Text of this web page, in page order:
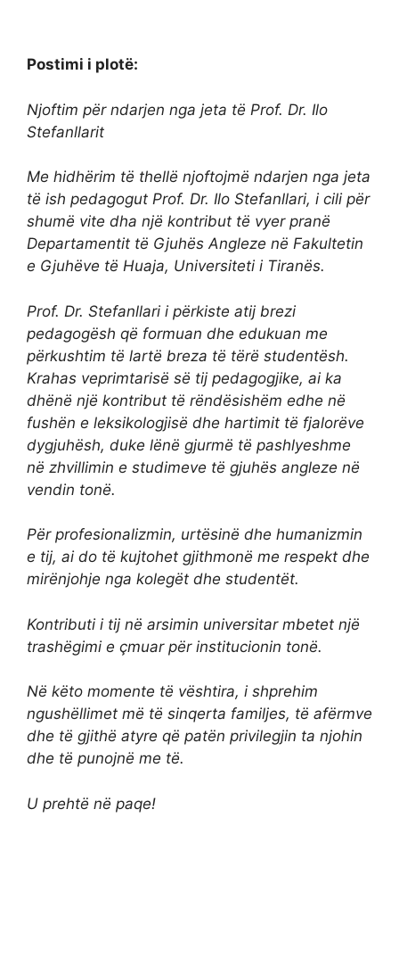
Postimi i plotë:
Njoftim për ndarjen nga jeta të Prof. Dr. Ilo
Stefanllarit
Me hidhërim të thellë njoftojmë ndarjen nga jeta
të ish pedagogut Prof. Dr. Ilo Stefanllari, i cili për
shumë vite dha një kontribut të vyer pranë
Departamentit të Gjuhës Angleze në Fakultetin
e Gjuhëve të Huaja, Universiteti i Tiranës.
Prof. Dr. Stefanllari i përkiste atij brezi
pedagogësh që formuan dhe edukuan me
përkushtim të lartë breza të tërë studentësh.
Krahas veprimtarisë së tij pedagogjike, ai ka
dhënë një kontribut të rëndësishëm edhe në
fushën e leksikologjisë dhe hartimit të fjalorëve
dygjuhësh, duke lënë gjurmë të pashlyeshme
në zhvillimin e studimeve të gjuhës angleze në
vendin tonë.
Për profesionalizmin, urtësinë dhe humanizmin
e tij, ai do të kujtohet gjithmonë me respekt dhe
mirënjohje nga kolegët dhe studentët.
Kontributi i tij në arsimin universitar mbetet një
trashëgimi e çmuar për institucionin tonë.
Në këto momente të vështira, i shprehim
ngushëllimet më të sinqerta familjes, të afërmve
dhe të gjithë atyre që patën privilegjin ta njohin
dhe të punojnë me të.
U prehtë në paqe!